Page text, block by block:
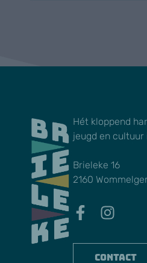
Hét kloppend
jeugd en cultuur
Brieleke 16
2160
Contact